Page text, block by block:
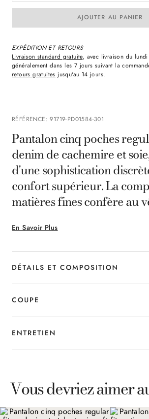
AJOUTER AU PANIER
EXPÉDITION ET RETOURS
Livraison standard gratuite, avec livraison du
généralement dans les 7 jours suivant la
retours gratuites jusqu'au 14 jours.
RÉFÉRENCE:91719-PD01584-301
En Savoir Plus
Pantalon cinq poches
denim de cachemire et
d'une sophistication
confort supérieur. La
matières fines confère au
aspect soigné. La coupe
valeur la silhouette avec
sacrifier l'aspect pratique,
de ce pantalon un choix
ceux qui souhaitent
discret et polyvalence
de tous les jours.
DÉTAILS ET COMPOSITION
COUPE
ENTRETIEN
Vous devriez aimer